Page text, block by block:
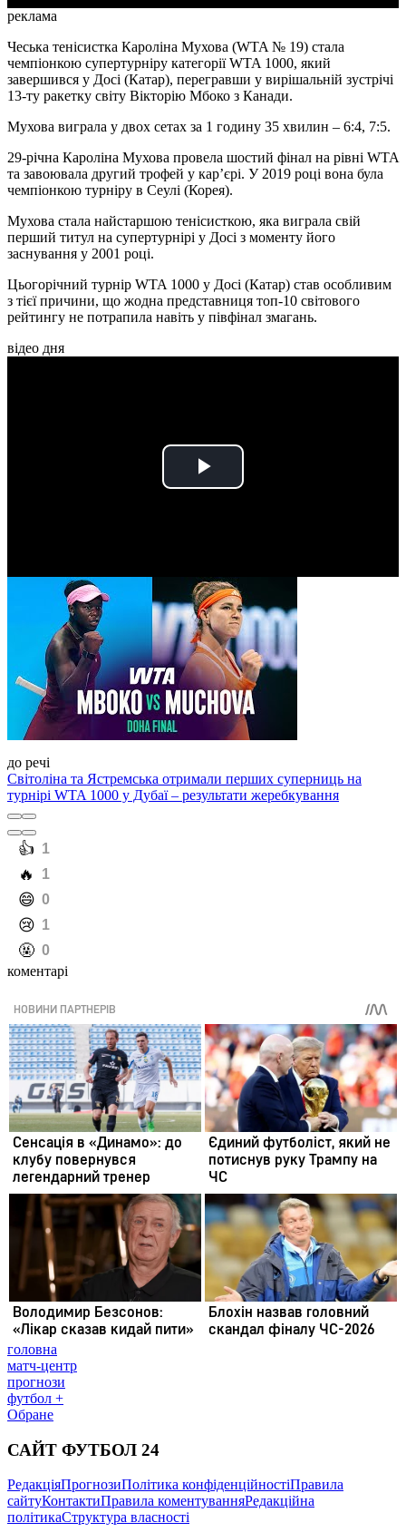
реклама
Чеська тенісистка Кароліна Мухова (WTA № 19) стала
чемпіонкою супертурніру категорії WTA 1000, який
завершився у Досі (Катар), перегравши у вирішальній зустрічі
13-ту ракетку світу Вікторію Мбоко з Канади.
Мухова виграла у двох сетах за 1 годину 35 хвилин – 6:4, 7:5.
29-річна Кароліна Мухова провела шостий фінал на рівні WTA
та завоювала другий трофей у кар’єрі. У 2019 році вона була
чемпіонкою турніру в Сеулі (Корея).
Мухова стала найстаршою тенісисткою, яка виграла свій
перший титул на супертурнірі у Досі з моменту його
заснування у 2001 році.
Цьогорічний турнір WTA 1000 у Досі (Катар) став особливим
з тієї причини, що жодна представниця топ-10 світового
рейтингу не потрапила навіть у півфінал змагань.
відео дня
Play
до речі
Світоліна та Ястремська отримали перших суперниць на
турнірі WTA 1000 у Дубаї – результати жеребкування
️👍 1
️🔥 1
️😄 0
️😢 1
️🤬 0
коментарі
головна
матч-центр
прогнози
футбол +
Обране
САЙТ ФУТБОЛ 24
РедакціяПрогнозиПолітика конфіденційностіПравила
сайтуКонтактиПравила коментуванняРедакційна
політикаСтруктура власності